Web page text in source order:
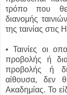
τρόπο που
διανομής
της ταινίας στις
• Ταινίες οι
προβολής ή
προβολής ή
αίθουσα, δεν
Ακαδημίας. Το